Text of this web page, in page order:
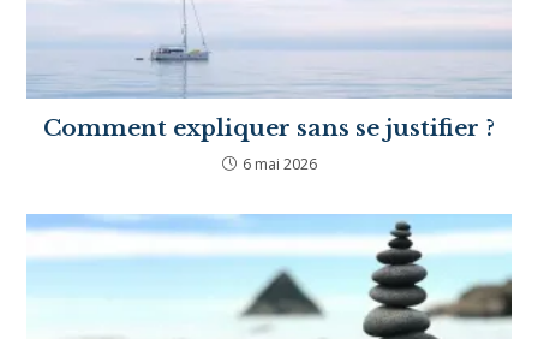
Comment expliquer sans se justifier ?
6 mai 2026